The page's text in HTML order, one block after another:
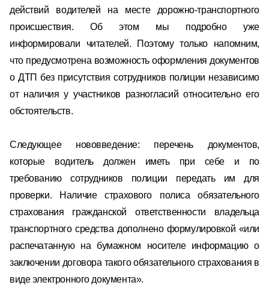
действий водителей на месте дорожно-транспортного
происшествия. Об этом мы подробно уже
информировали читателей. Поэтому только напомним,
что предусмотрена возможность оформления документов
о ДТП без присутствия сотрудников полиции независимо
от наличия у участников разногласий относительно его
обстоятельств.
Следующее нововведение: перечень документов,
которые водитель должен иметь при себе и по
требованию сотрудников полиции передать им для
проверки. Наличие страхового полиса обязательного
страхования гражданской ответственности владельца
транспортного средства дополнено формулировкой «или
распечатанную на бумажном носителе информацию о
заключении договора такого обязательного страхования в
виде электронного документа».